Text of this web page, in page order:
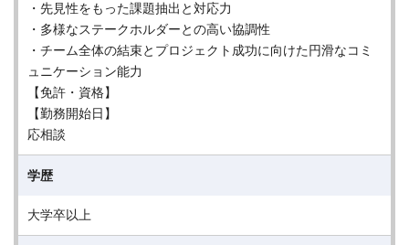
・先見性をもった課題抽出と対応力
・多様なステークホルダーとの高い協調性
・チーム全体の結束とプロジェクト成功に向けた円滑なコミ
ュニケーション能力
【免許・資格】
【勤務開始日】
応相談
学歴
大学卒以上